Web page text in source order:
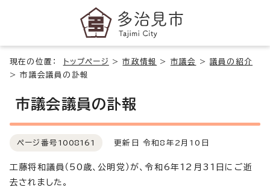
現在の位置： トップページ >市政情報 > 市議会 >議員の紹介
>市議会議員の訃報
市議会議員の訃報
ページ番号 1008161 更新日 令和8年2月10日
工藤将和議員（50歳、公明党）が、令和6年12月31日にご逝
去されました。